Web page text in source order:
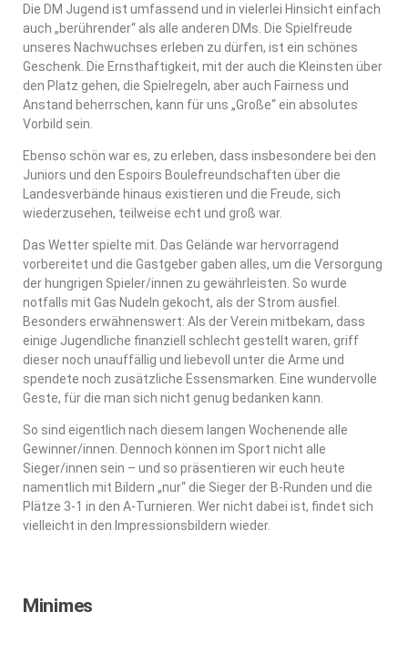
Die DM Jugend ist umfassend und in vielerlei Hinsicht einfach
auch „berührender“ als alle anderen DMs. Die Spielfreude
unseres Nachwuchses erleben zu dürfen, ist ein schönes
Geschenk. Die Ernsthaftigkeit, mit der auch die Kleinsten über
den Platz gehen, die Spielregeln, aber auch Fairness und
Anstand beherrschen, kann für uns „Große“ ein absolutes
Vorbild sein.
Ebenso schön war es, zu erleben, dass insbesondere bei den
Juniors und den Espoirs Boulefreundschaften über die
Landesverbände hinaus existieren und die Freude, sich
wiederzusehen, teilweise echt und groß war.
Das Wetter spielte mit. Das Gelände war hervorragend
vorbereitet und die Gastgeber gaben alles, um die Versorgung
der hungrigen Spieler/innen zu gewährleisten. So wurde
notfalls mit Gas Nudeln gekocht, als der Strom ausfiel.
Besonders erwähnenswert: Als der Verein mitbekam, dass
einige Jugendliche finanziell schlecht gestellt waren, griff
dieser noch unauffällig und liebevoll unter die Arme und
spendete noch zusätzliche Essensmarken. Eine wundervolle
Geste, für die man sich nicht genug bedanken kann.
So sind eigentlich nach diesem langen Wochenende alle
Gewinner/innen. Dennoch können im Sport nicht alle
Sieger/innen sein – und so präsentieren wir euch heute
namentlich mit Bildern „nur“ die Sieger der B-Runden und die
Plätze 3-1 in den A-Turnieren. Wer nicht dabei ist, findet sich
vielleicht in den Impressionsbildern wieder.
Minimes